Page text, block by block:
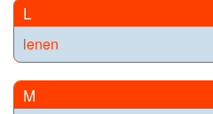
L
lenen
M